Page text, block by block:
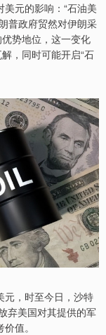
元的影响：“石油美
普政府贸然对伊朗采
势地位，这一变化
，同时可能开启“石
元，时至今日，沙特
弃美国对其提供的军
值。